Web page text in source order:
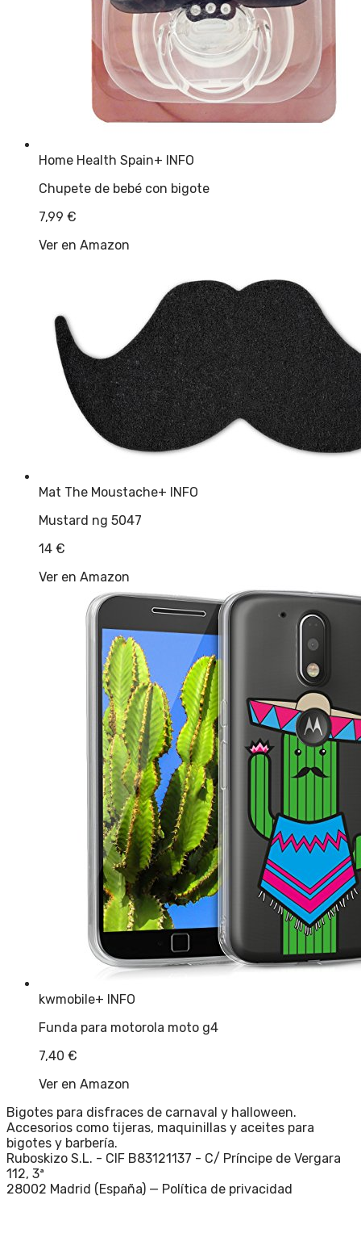
Home Health Spain+ INFO
Chupete de bebé con bigote
7,99 €
Ver en Amazon
Mat The Moustache+ INFO
Mustard ng 5047
14 €
Ver en Amazon
kwmobile+ INFO
Funda para motorola moto g4
7,40 €
Ver en Amazon
Bigotes para disfraces de carnaval y halloween.
Accesorios como tijeras, maquinillas y aceites para
bigotes y barbería.
Ruboskizo S.L. - CIF B83121137 - C/ Príncipe de Vergara
112, 3ª
28002 Madrid (España) — Política de privacidad